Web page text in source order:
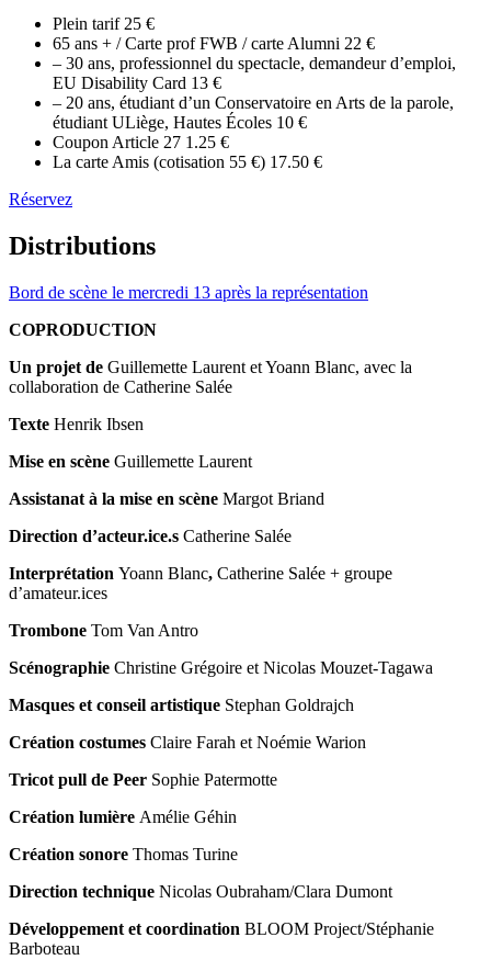
Plein tarif25 €
65 ans + / Carte prof FWB / carte Alumni 22 €
– 30 ans, professionnel du spectacle, demandeur d’emploi,
EU Disability Card 13 €
– 20 ans, étudiant d’un Conservatoire en Arts de la parole,
étudiant ULiège, Hautes Écoles 10 €
Coupon Article 27 1.25 €
La carte Amis (cotisation 55 €) 17.50 €
Réservez
Distributions
Bord de scène le mercredi 13 après la représentation
COPRODUCTION
Un projet de Guillemette Laurent et Yoann Blanc, avec la
collaboration de Catherine Salée
Texte Henrik Ibsen
Mise en scène Guillemette Laurent
Assistanat à la mise en scène Margot Briand
Direction d’acteur.ice.s Catherine Salée
Interprétation Yoann Blanc, Catherine Salée + groupe
d’amateur.ices
Trombone Tom Van Antro
Scénographie Christine Grégoire et Nicolas Mouzet-Tagawa
Masques et conseil artistique Stephan Goldrajch
Création costumes Claire Farah et Noémie Warion
Tricot pull de Peer Sophie Patermotte
Création lumière Amélie Géhin
Création sonore Thomas Turine
Direction technique Nicolas Oubraham/Clara Dumont
Développement et coordination BLOOM Project/Stéphanie
Barboteau